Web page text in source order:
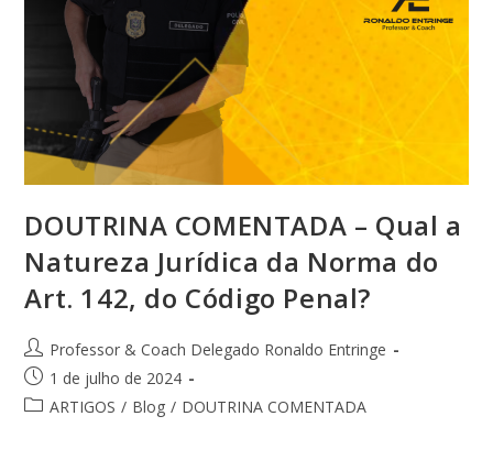
DOUTRINA COMENTADA – Qual a
Natureza Jurídica da Norma do
Art. 142, do Código Penal?
Professor & Coach Delegado Ronaldo Entringe
1 de julho de 2024
ARTIGOS / Blog / DOUTRINA COMENTADA